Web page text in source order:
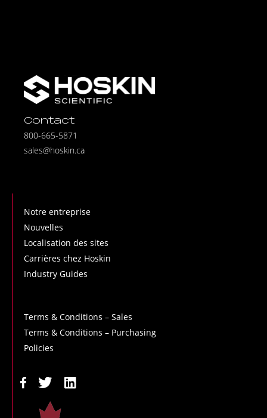
Contact
800-665-5871
sales@hoskin.ca
Notre entreprise
Nouvelles
Localisation des sites
Carrières chez Hoskin
Industry Guides
Terms & Conditions – Sales
Terms & Conditions – Purchasing
Policies